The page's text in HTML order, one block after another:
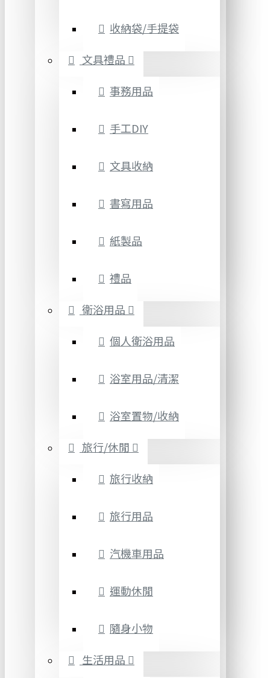
收納袋/手提袋
文具禮品
事務用品
手工DIY
文具收納
書寫用品
紙製品
禮品
衛浴用品
個人衛浴用品
浴室用品/清潔
浴室置物/收納
旅行/休閒
旅行收納
旅行用品
汽機車用品
運動休閒
隨身小物
生活用品